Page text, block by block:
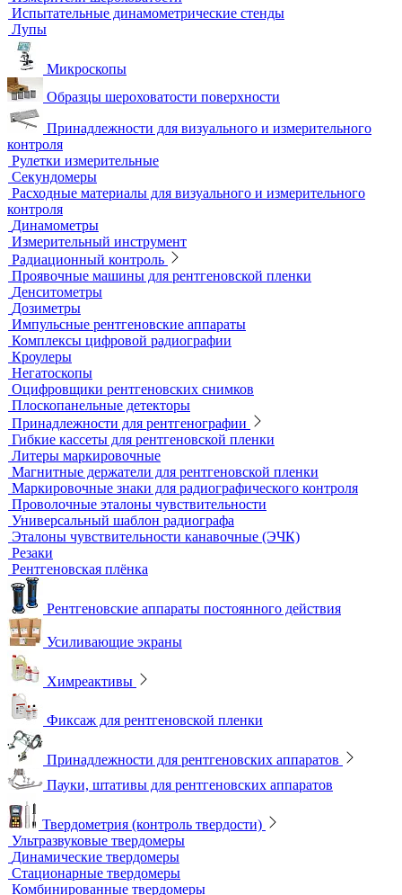
Стандартные образцы (СОП)
Автоматизированный контроль
Преобразователи и аксессуары
Сканирующие устройства
Соединительные кабели
Ультразвуковой гель
Ультразвуковые расходомеры
Визуальный и измерительный контроль
ВИК
Видеоэндоскопы
Высокоскоростные камеры
Измерители шероховатости
Испытательные динамометрические стенды
Лупы
Микроскопы
Образцы шероховатости поверхности
Принадлежности для визуального и измерительного
контроля
Рулетки измерительные
Секундомеры
Расходные материалы для визуального и измерительного
контроля
Динамометры
Измерительный инструмент
Радиационный контроль
Проявочные машины для рентгеновской пленки
Денситометры
Дозиметры
Импульсные рентгеновские аппараты
Комплексы цифровой радиографии
Кроулеры
Негатоскопы
Оцифровщики рентгеновских снимков
Плоскопанельные детекторы
Принадлежности для рентгенографии
Гибкие кассеты для рентгеновской пленки
Литеры маркировочные
Магнитные держатели для рентгеновской пленки
Маркировочные знаки для радиографического контроля
Проволочные эталоны чувствительности
Универсальный шаблон радиографа
Эталоны чувствительности канавочные (ЭЧК)
Резаки
Рентгеновская плёнка
Усиливающие экраны
Химреактивы